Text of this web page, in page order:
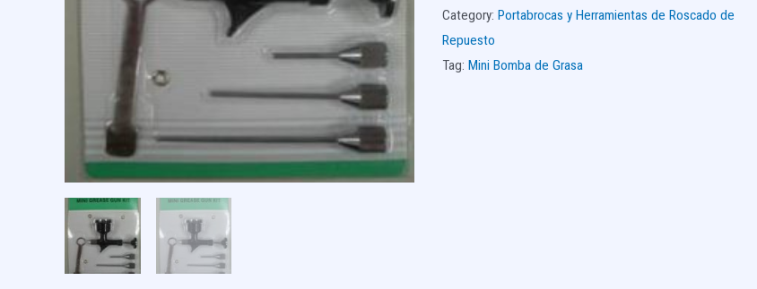
Category: Portabrocas y Herramientas de Roscado de
Repuesto
Tag: Mini Bomba de Grasa